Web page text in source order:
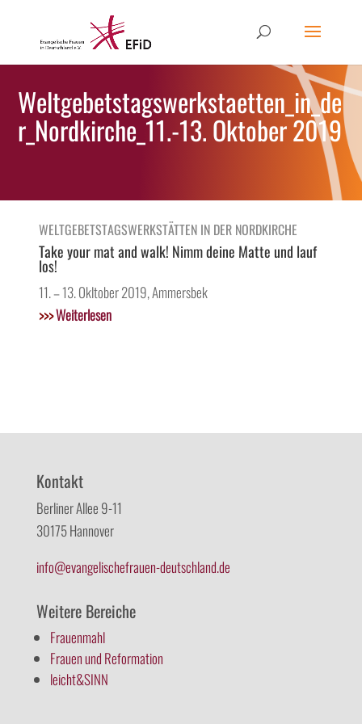
Weltgebetstagswerkstaetten_in_de
r_Nordkirche_11.-13. Oktober 2019
WELTGEBETSTAGSWERKSTÄTTEN IN DER NORDKIRCHE
Take your mat and walk! Nimm deine Matte und lauf
los!
11. – 13. Okltober 2019, Ammersbek
>>>Weiterlesen
Kontakt
Berliner Allee 9-11
30175 Hannover
info@evangelischefrauen-deutschland.de
Weitere Bereiche
Frauenmahl
Frauen und Reformation
leicht&SINN